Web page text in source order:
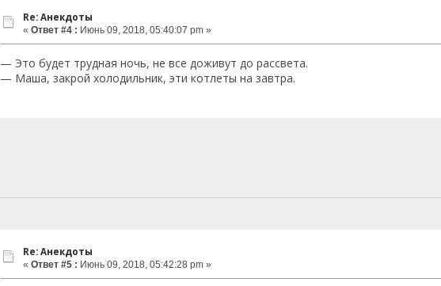
Re: Анекдоты
« Ответ #4 : Июнь 09, 2018, 05:40:07 pm »
— Это будет трудная ночь, не все доживут до рассвета.
— Маша, закрой холодильник, эти котлеты на завтра.
Re: Анекдоты
« Ответ #5 : Июнь 09, 2018, 05:42:28 pm »